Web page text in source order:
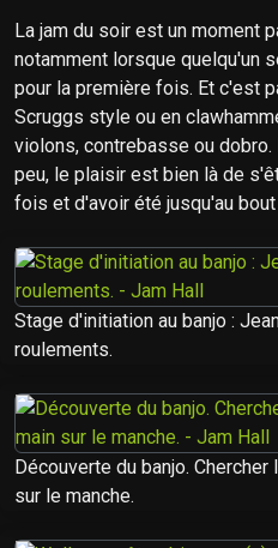
La jam du soir est un moment
notamment lorsque quelqu'un
pour la première fois. Et c'est
Scruggs style ou en
violons, contrebasse ou
peu, le plaisir est bien là de
fois et d'avoir été jusqu'au
Stage d'initiation au banjo :
roulements.
Découverte du banjo.
sur le manche.